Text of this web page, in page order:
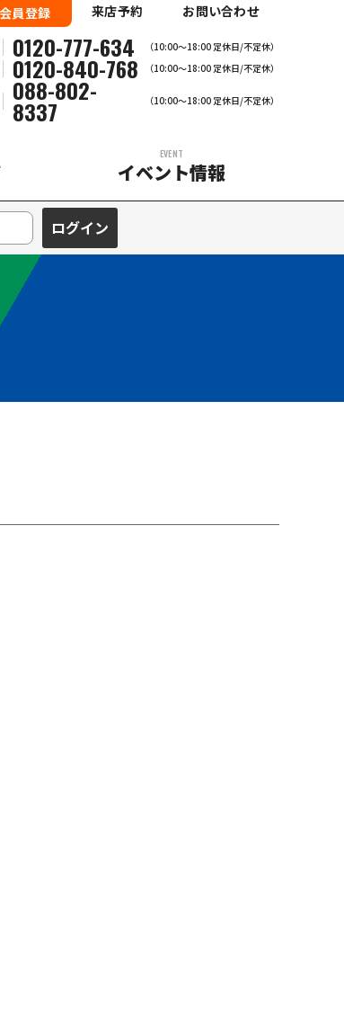
会員登録 来店予約 お問い合わせ
0120-777-634 （10:00～18:00 定休日/不定休）
0120-840-768 （10:00〜18:00 定休日/不定休）
088-802-
8337 （10:00～18:00 定休日/不定休）
EVENT
イベント情報